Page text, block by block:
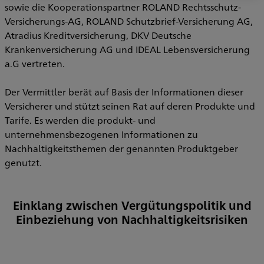
sowie die Kooperationspartner ROLAND Rechtsschutz-
Versicherungs-AG, ROLAND Schutzbrief-Versicherung AG,
Atradius Kreditversicherung, DKV Deutsche
Krankenversicherung AG und IDEAL Lebensversicherung
a.G vertreten.
Der Vermittler berät auf Basis der Informationen dieser
Versicherer und stützt seinen Rat auf deren Produkte und
Tarife. Es werden die produkt- und
unternehmensbezogenen Informationen zu
Nachhaltigkeitsthemen der genannten Produktgeber
genutzt.
Einklang zwischen Vergütungspolitik und
Einbeziehung von Nachhaltigkeitsrisiken